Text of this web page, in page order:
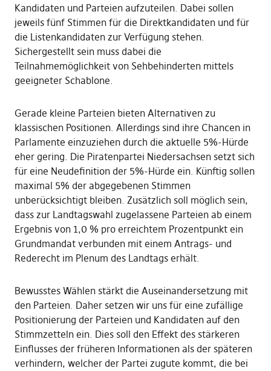
Kandidaten und Parteien aufzuteilen. Dabei sollen
jeweils fünf Stimmen für die Direktkandidaten und für
die Listenkandidaten zur Verfügung stehen.
Sichergestellt sein muss dabei die
Teilnahmemöglichkeit von Sehbehinderten mittels
geeigneter Schablone.
Gerade kleine Parteien bieten Alternativen zu
klassischen Positionen. Allerdings sind ihre Chancen in
Parlamente einzuziehen durch die aktuelle 5%-Hürde
eher gering. Die Piratenpartei Niedersachsen setzt sich
für eine Neudefinition der 5%-Hürde ein. Künftig sollen
maximal 5% der abgegebenen Stimmen
unberücksichtigt bleiben. Zusätzlich soll möglich sein,
dass zur Landtagswahl zugelassene Parteien ab einem
Ergebnis von 1,0 % pro erreichtem Prozentpunkt ein
Grundmandat verbunden mit einem Antrags- und
Rederecht im Plenum des Landtags erhält.
Bewusstes Wählen stärkt die Auseinandersetzung mit
den Parteien. Daher setzen wir uns für eine zufällige
Positionierung der Parteien und Kandidaten auf den
Stimmzetteln ein. Dies soll den Effekt des stärkeren
Einflusses der früheren Informationen als der späteren
verhindern, welcher der Partei zugute kommt, die bei